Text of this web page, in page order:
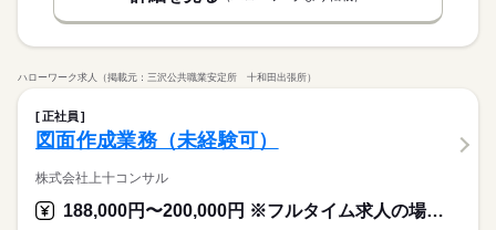
ハローワーク求人（掲載元：三沢公共職業安定所 十和田出張所）
正社員
図面作成業務（未経験可）
株式会社上十コンサル
188,000円〜200,000円 ※フルタイム求人の場合は月額（換算額）、パート求人の場合は時間額を表示しています。